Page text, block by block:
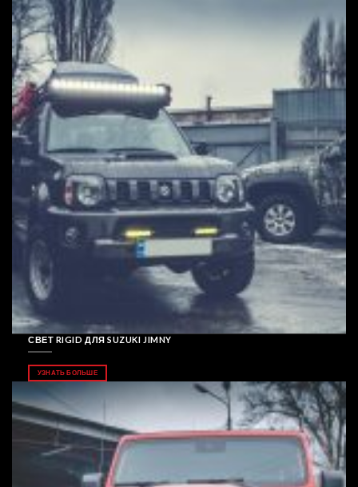
СВЕТ RIGID ДЛЯ SUZUKI JIMNY
УЗНАТЬ БОЛЬШЕ